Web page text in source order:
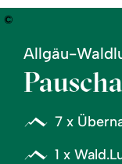
©
Allgäu-
7 x
1 x